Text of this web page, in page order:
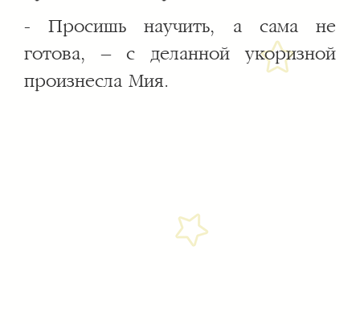
- Просишь научить, а сама не
готова, – с деланной укоризной
произнесла Мия.